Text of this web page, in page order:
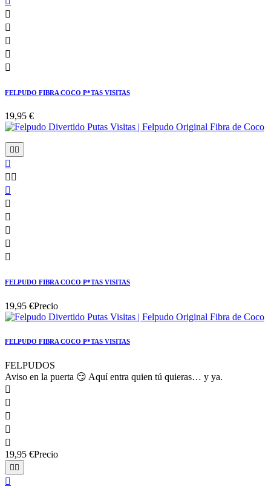





FELPUDO FIBRA COCO P*TAS VISITAS
19,95 €
 

 






FELPUDO FIBRA COCO P*TAS VISITAS
19,95 €Precio
FELPUDO FIBRA COCO P*TAS VISITAS
FELPUDOS
Aviso en la puerta 😏 Aquí entra quien tú quieras… y ya.





19,95 €Precio
 
